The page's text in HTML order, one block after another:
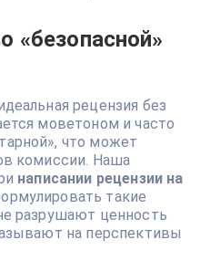
«безопасной»
рецензия без
моветоном и часто
что может
комиссии. Наша
написании рецензии на
такие
разрушают ценность
на перспективы